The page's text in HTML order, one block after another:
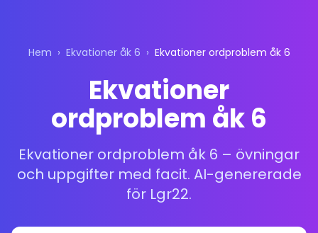
Hem › Ekvationer åk 6 › Ekvationer ordproblem åk 6
Ekvationer
ordproblem åk 6
Ekvationer ordproblem åk 6 – övningar
och uppgifter med facit. AI-genererade
för Lgr22.